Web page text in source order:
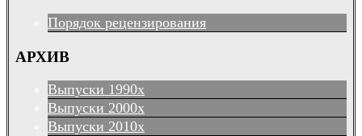
Порядок рецензирования
АРХИВ
Выпуски 1990х
Выпуски 2000х
Выпуски 2010х